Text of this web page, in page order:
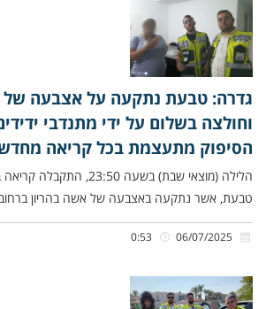
גדרה: טבעת נתקעה על אצבעה של
וחולצה בשלום על ידי מתנדבי
הסיפוק מתעצמת בכל קריאה
הלילה (מוצאי שבת) בשעה 23:50,
טבעת, אשר נתקעה באצבעה של אשה בהריון ברחוב